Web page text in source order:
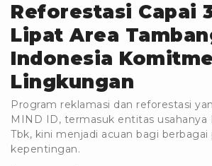
Reforestasi Capai
Lipat Area
Indonesia
Lingkungan
Program reklamasi dan reforestasi
MIND ID, termasuk entitas usahanya
Tbk, kini menjadi acuan bagi
kepentingan.